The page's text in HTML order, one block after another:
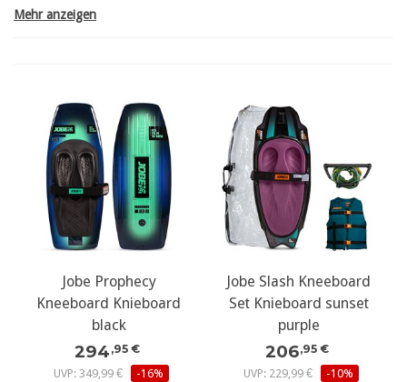
Mehr anzeigen
Jobe Prophecy
Kneeboard Knieboard
black
294 ,95 €
UVP: 349,99 €
-16%
Jobe Slash Kneeboard
Set Knieboard sunset
purple
206,95 €
UVP: 229,99 €
-10%